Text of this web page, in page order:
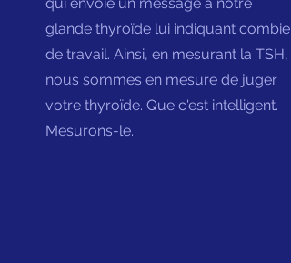
glande thyroïde lui indiquant combien
de travail. Ainsi, en mesurant la TSH,
nous sommes en mesure de juger
votre thyroïde. Que c'est intelligent.
Mesurons-le.